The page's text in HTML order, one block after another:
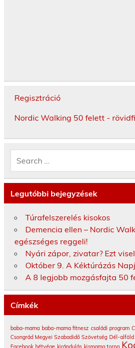
Regisztráció
Nordic Walking 50 felett -
Legutóbbi bejegyzések
Túrafelszerelés kisokos
Demencia ellen – Nordic
egészséges reggeli!
Nyári zápor, zivatar? Ezt
Október 9. A Kéktúrázás
A 8 legjobb mozgásfajta 50
Címkék
baba-mama baba-mama fitnesz családi program
Csongrád Megyei Szabadidő Szövetség Dél-alföld